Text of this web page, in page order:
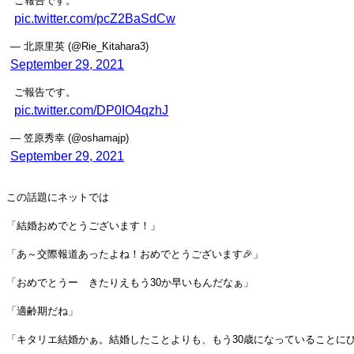
pic.twitter.com/pcZ2BaSdCw
— 北原里英 (@Rie_Kitahara3)
September 29, 2021
ご報告です。
pic.twitter.com/DP0IO4qzhJ
— 笠原秀幸 (@oshamajp)
September 29, 2021
この話題にネットでは
「結婚おめでとうございます！」
「あ～交際報道あったよね！おめでとうございます🎉」
「おめでとうー きたりえもう30か早いもんだなぁ」
「適齢期だね」
「キタリエ結婚かぁ。結婚したことよりも、もう30歳になっていることに